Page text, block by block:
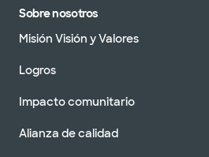
Sobre nosotros
Misión Visión y Valores
Logros
Impacto comunitario
Alianza de calidad